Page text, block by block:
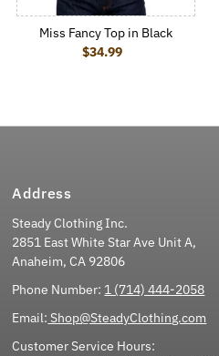
Miss Fancy Top in Black
Regular Price
$34.99
Address
Steady Clothing Inc.
2851 East White Star Ave Unit A,
Anaheim, CA 92806
Phone Number: 1 (714) 444-2058
Email: Shop@SteadyClothing.com
Customer Service Hours: